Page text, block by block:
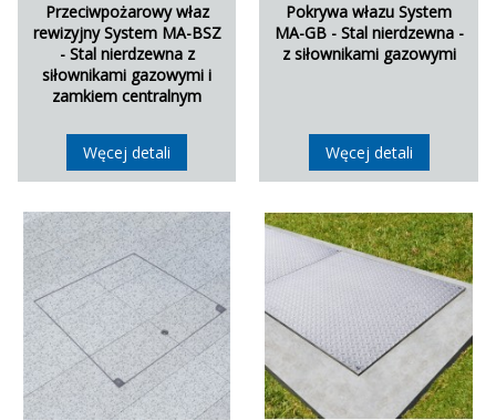
Przeciwpożarowy właz
rewizyjny System MA-BSZ
- Stal nierdzewna z
siłownikami gazowymi i
zamkiem centralnym
Węcej detali
Pokrywa włazu System
MA-GB - Stal nierdzewna -
z siłownikami gazowymi
Węcej detali